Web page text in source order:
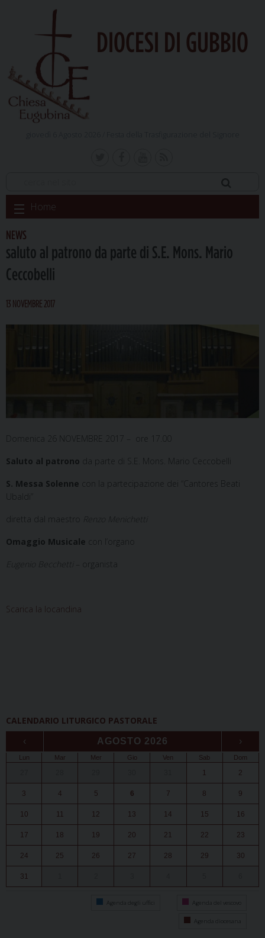
DIOCESI DI GUBBIO
Skip
to
content
Home
NEWS
saluto al patrono da parte di S.E. Mons. Mario
Ceccobelli
13 NOVEMBRE 2017
Domenica 26 NOVEMBRE 2017 – ore 17.00
Saluto al patrono
da parte di
S.E. Mons. Mario Ceccobelli
S. Messa Solenne
con la partecipazione dei “Cantores Beati
Ubaldi”
diretta dal maestro
Renzo Menichetti
Omaggio Musicale
con l’organo
– organista
Scarica la locandina
CALENDARIO LITURGICO PASTORALE
‹ AGOSTO 2026 ›
Lun Mar Mer Gio Ven Sab Dom
1 2
3 4 5 6 7 8 9
10 11 12 13 14 15 16
17 18 19 20 21 22 23
24 25 26 27 28 29 30
31
Agenda degli uffici Agenda del vescovo
Agenda diocesana